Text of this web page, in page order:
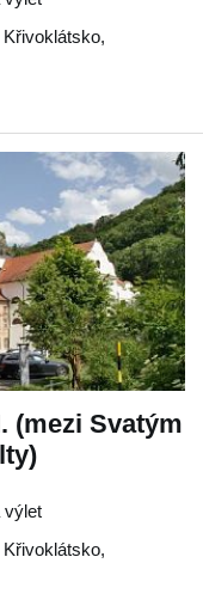
Křivoklátsko,
(mezi Svatým
výlet
Křivoklátsko,